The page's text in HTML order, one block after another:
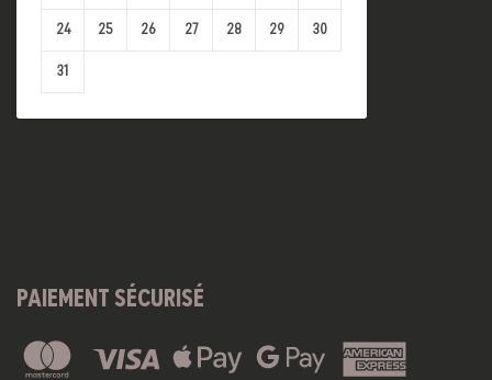
24 25 26 27 28 29 30
31
PAIEMENT SÉCURISÉ